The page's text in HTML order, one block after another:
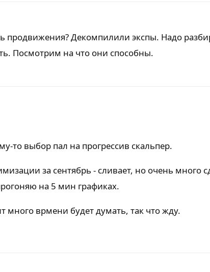
продвижения? Декомпилили экспы. Надо
Посмотрим на что они способны.
то выбор пал на прогрессив скальпер.
за сентябрь - сливает, но очень много
на 5 мин графиках.
много врмени будет думать, так что жду.